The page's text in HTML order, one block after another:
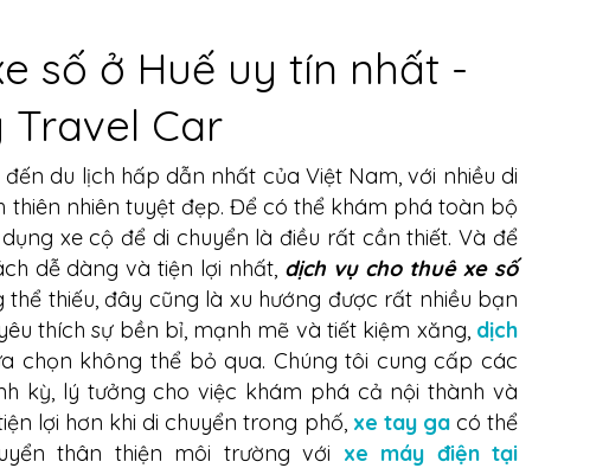
số ở Huế uy tín nhất -
Travel Car
du lịch hấp dẫn nhất của Việt Nam, với nhiều di
thiên nhiên tuyệt đẹp. Để có thể khám phá toàn bộ
xe cộ để di chuyển là điều rất cần thiết. Và để
dễ dàng và tiện lợi nhất, dịch vụ cho thuê xe số
thiếu, đây cũng là xu hướng được rất nhiều bạn
thích sự bền bỉ, mạnh mẽ và tiết kiệm xăng, dịch
chọn không thể bỏ qua. Chúng tôi cung cấp các
kỳ, lý tưởng cho việc khám phá cả nội thành và
lợi hơn khi di chuyển trong phố, xe tay gacó thể
thân thiện môi trường với xe máy điện tại